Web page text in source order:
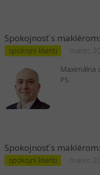
Spokojnosť s
spokojní klienti
marec
Maximálna
PS
Spokojnosť s
spokojní klienti
marec